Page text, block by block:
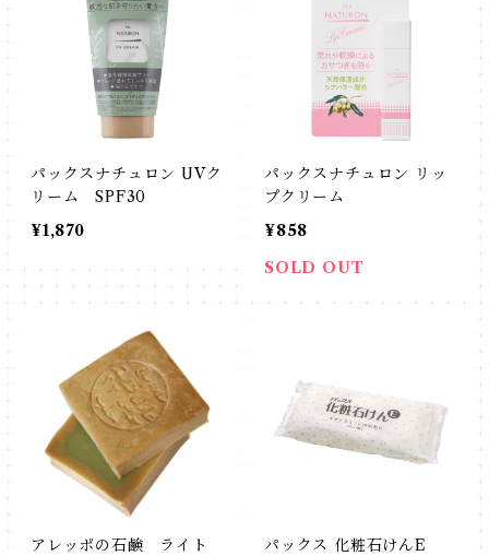
パックスナチュロン UVク
リーム SPF30
¥1,870
パックスナチュロン リッ
プクリーム
¥858
SOLD OUT
アレッポの石鹸 ライト
パックス 化粧石けんE